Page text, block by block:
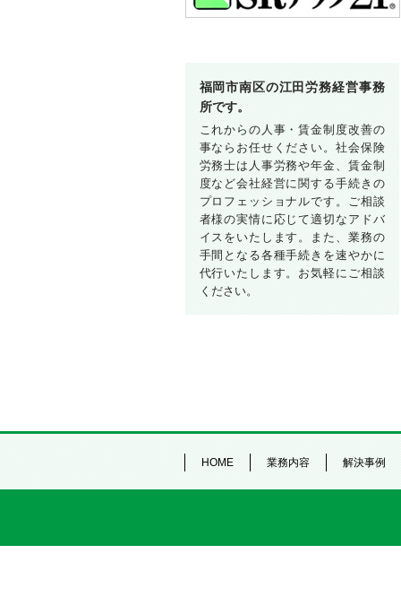
福岡市南区の江田労務経営事務
所です。
これからの人事・賃金制度改善の
事ならお任せください。社会保険
労務士は人事労務や年金、賃金制
度など会社経営に関する手続きの
プロフェッショナルです。ご相談
者様の実情に応じて適切なアドバ
イスをいたします。また、業務の
手間となる各種手続きを速やかに
代行いたします。お気軽にご相談
ください。
HOME 業務内容 解決事例